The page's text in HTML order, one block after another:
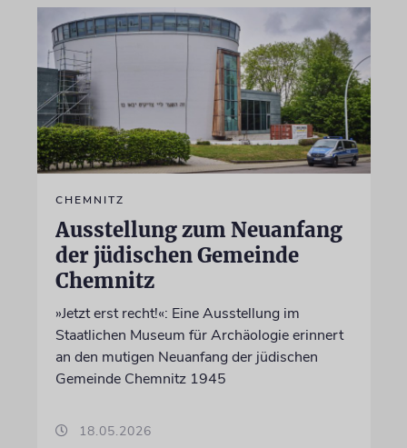
CHEMNITZ
Ausstellung zum Neuanfang
der jüdischen Gemeinde
Chemnitz
»Jetzt erst recht!«: Eine Ausstellung im
Staatlichen Museum für Archäologie erinnert
an den mutigen Neuanfang der jüdischen
Gemeinde Chemnitz 1945
18.05.2026